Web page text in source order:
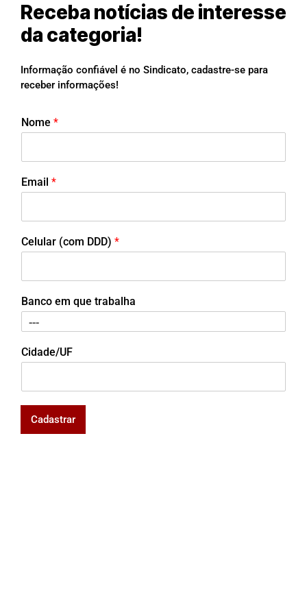
Receba notícias de interesse
da categoria!
Informação confiável é no Sindicato, cadastre-se para
receber informações!
Nome *
Email *
Celular (com DDD) *
Banco em que trabalha
Cidade/UF
Cadastrar